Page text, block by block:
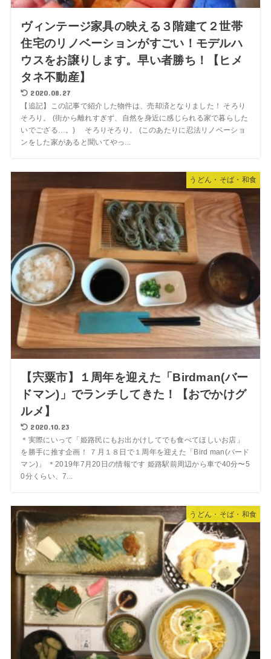
ヴィンテージ家具の映える３階建て２世帯
住宅のリノベーションがすごい！モデルハ
ウスをお譲りします。早い者勝ち！【ヒメ
タネ不動産】
2020.08.27
【追記】この記事で紹介した物件は、売却済となりました！ そろり
そろり。 (街から離れすぎず、自然を身近に感じられる家で暮らした
いでござる…。) そろりそろり。 (このあたりに忍法リノベーショ
ンをした家があると聞いてやっ...
うどん・そば・和食
【宍粟市】１周年を迎えた「Birdman(バー
ドマン)」でランチしてきた！【おでかけグ
ルメ】
2020.10.23
＊実際にいって「姫路民にもお出かけしてでも食べてほしいお店」
を勝手に推す企画！ ７月１８日で１周年を迎えた「Bird man(バード
マン)」 ＊2019年7月20日の情報です 姫路駅前周辺から車で40分〜5
0分くらい、7...
うどん・そば・和食